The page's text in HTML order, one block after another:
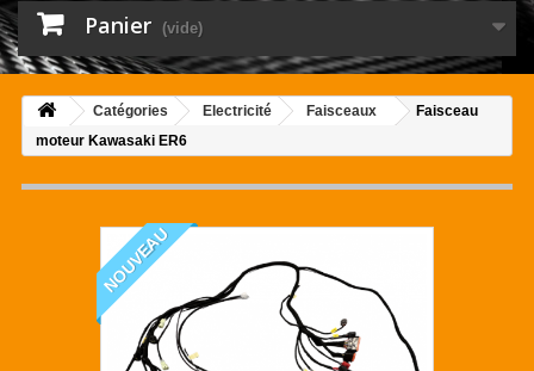
Panier (vide)
Catégories Electricité Faisceaux
Faisceau
moteur Kawasaki ER6
NOUVEAU